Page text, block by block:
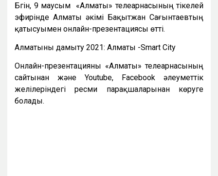
Бүгін, 9 маусым «Алматы» телеарнасының тікелей
эфирінде Алматы әкімі Бақытжан Сағынтаевтың
қатысуымен онлайн-презентациясы өтті.
Алматыны дамыту 2021: Алматы -Smart City
Онлайн-презентацияны «Алматы» телеарнасының
сайтынан және Youtube, Facebook әлеуметтік
желілеріндегі ресми парақшаларынан көруге
болады.